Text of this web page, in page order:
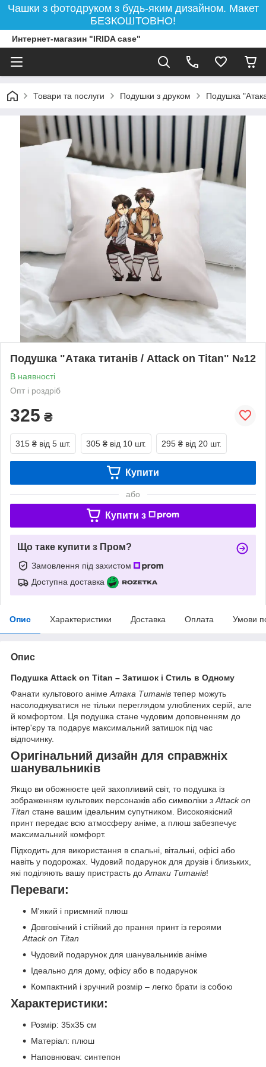
Чашки з фотодруком з будь-яким дизайном. Макет
БЕЗКОШТОВНО!
Интернет-магазин "IRIDA case"
Товари та послуги Подушки з друком Подушка
Подушка "Атака титанів / Attack on Titan" №12
В наявності
Опт і роздріб
325 ₴
315 ₴ від 5 шт. 305 ₴ від 10 шт. 295 ₴ від 20 шт.
Купити
або
Купити з
Що таке купити з Пром?
Замовлення під захистом
Доступна доставка
Опис Характеристики Доставка Оплата Умови
Опис
Подушка Attack on Titan – Затишок і Стиль в Одному
Фанати культового аніме Атака Титанів тепер можуть
насолоджуватися не тільки переглядом улюблених серій, але
й комфортом. Ця подушка стане чудовим доповненням до
інтер'єру та подарує максимальний затишок під час
відпочинку.
Оригінальний дизайн для справжніх
шанувальників
Якщо ви обожнюєте цей захопливий світ, то подушка із
зображенням культових персонажів або символіки зAttack on
Titan стане вашим ідеальним супутником. Високоякісний
принт передає всю атмосферу аніме, а плюш забезпечує
максимальний комфорт.
Підходить для використання в спальні, вітальні, офісі або
навіть у подорожах. Чудовий подарунок для друзів і близьких,
які поділяють вашу пристрасть доАтаки Титанів!
Переваги:
М'який і приємний плюш
Довговічний і стійкий до прання принт із героями
Attack on Titan
Чудовий подарунок для шанувальників аніме
Ідеально для дому, офісу або в подарунок
Компактний і зручний розмір – легко брати із собою
Характеристики:
Розмір: 35x35 см
Матеріал: плюш
Наповнювач: синтепон